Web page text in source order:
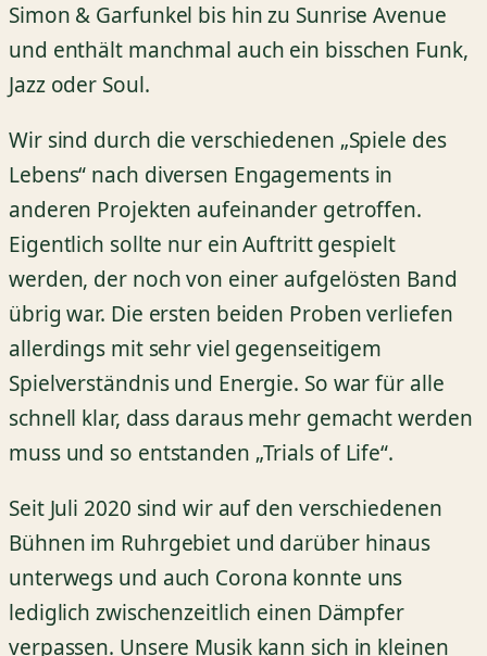
Simon & Garfunkel bis hin zu Sunrise Avenue
und enthält manchmal auch ein bisschen Funk,
Jazz oder Soul.
Wir sind durch die verschiedenen „Spiele des
Lebens“ nach diversen Engagements in
anderen Projekten aufeinander getroffen.
Eigentlich sollte nur ein Auftritt gespielt
werden, der noch von einer aufgelösten Band
übrig war. Die ersten beiden Proben verliefen
allerdings mit sehr viel gegenseitigem
Spielverständnis und Energie. So war für alle
schnell klar, dass daraus mehr gemacht werden
muss und so entstanden „Trials of Life“.
Seit Juli 2020 sind wir auf den verschiedenen
Bühnen im Ruhrgebiet und darüber hinaus
unterwegs und auch Corona konnte uns
lediglich zwischenzeitlich einen Dämpfer
verpassen. Unsere Musik kann sich in kleinen